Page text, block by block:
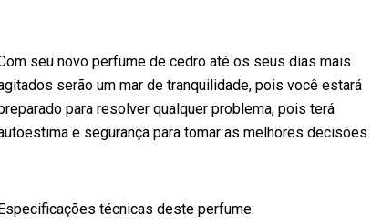
seu novo perfume de cedro até os seus dias mais
serão um mar de tranquilidade, pois você estará
para resolver qualquer problema, pois terá
e segurança para tomar as melhores decisões.
técnicas deste perfume: